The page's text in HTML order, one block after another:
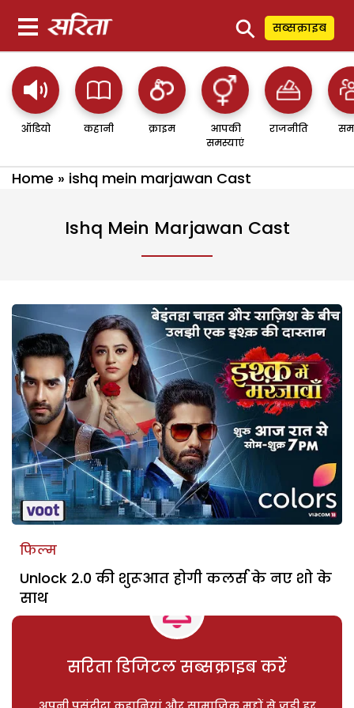
⚲ सब्सक्राइब
ऑडियो कहानी क्राइम
आपकी
समस्याएं
राजनीति
Home » ishq mein marjawan Cast
Ishq Mein Marjawan Cast
फिल्म
Unlock 2.0 की शुरूआत होगी कलर्स के नए शो के
साथ
सरिता डिजिटल सब्सक्राइब करें